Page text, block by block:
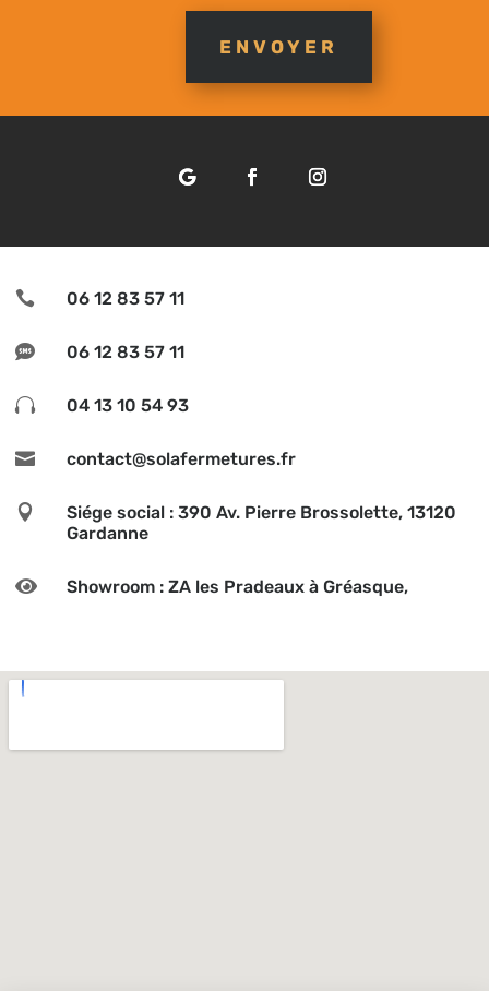
ENVOYER
 06 12 83 57 11
 06 12 83 57 11
 04 13 10 54 93
 contact@solafermetures.fr

Siége social : 390 Av. Pierre Brossolette, 13120
Gardanne
 Showroom : ZA les Pradeaux à Gréasque,